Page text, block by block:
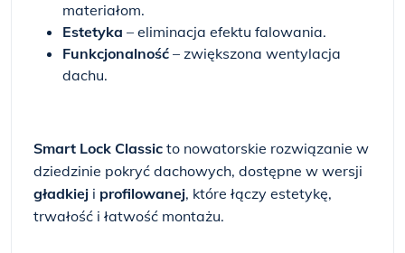
materiałom.
Estetyka – eliminacja efektu falowania.
Funkcjonalność – zwiększona wentylacja
dachu.
Smart Lock Classic to nowatorskie rozwiązanie w
dziedzinie pokryć dachowych, dostępne w wersji
gładkiej i profilowanej, które łączy estetykę,
trwałość i łatwość montażu.